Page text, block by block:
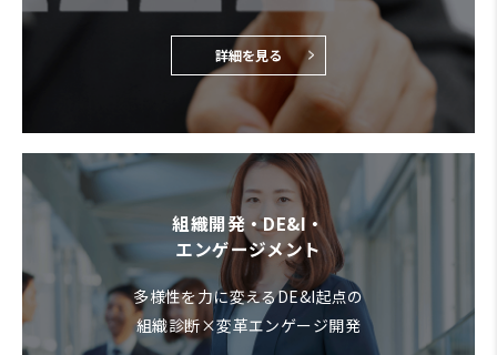
詳細を見る
組織開発・DE&I・
エンゲージメント
多様性を力に変えるDE&I起点の
組織診断×変革エンゲージ開発